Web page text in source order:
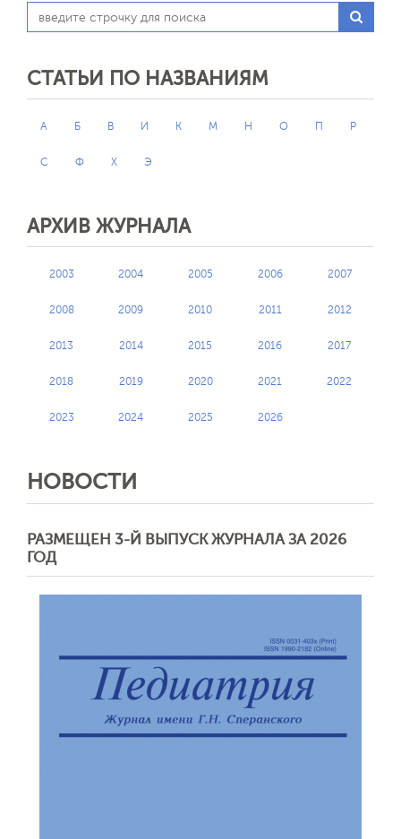
СТАТЬИ ПО НАЗВАНИЯМ
А Б В И К М Н О П Р
С Ф Х Э
АРХИВ ЖУРНАЛА
2003 2004 2005 2006 2007
2008 2009 2010 2011 2012
2013 2014 2015 2016 2017
2018 2019 2020 2021 2022
2023 2024 2025 2026
НОВОСТИ
РАЗМЕЩЕН 3-Й ВЫПУСК ЖУРНАЛА ЗА 2026
ГОД